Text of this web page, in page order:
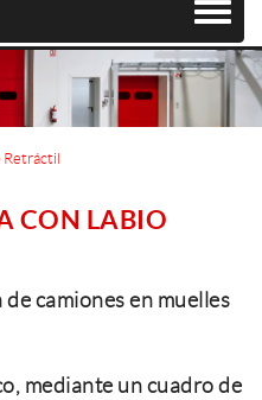
Retráctil
CON LABIO
camiones en muelles
mediante un cuadro de